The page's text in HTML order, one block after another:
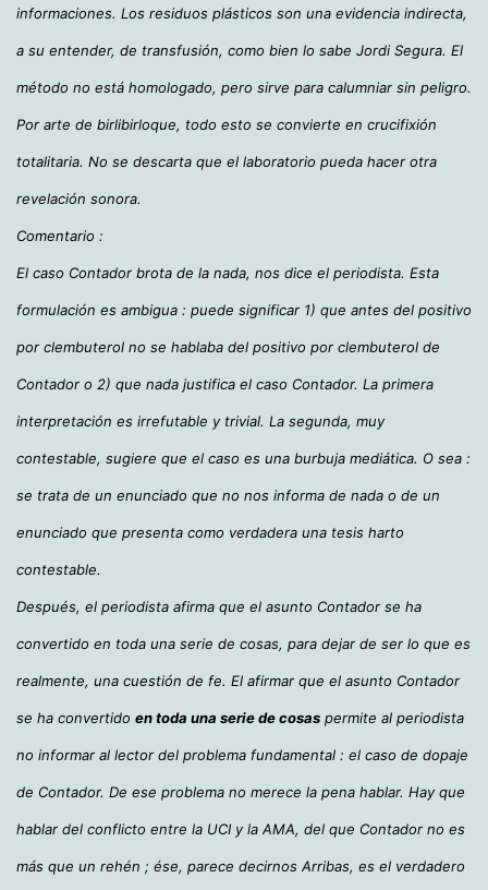
informaciones. Los residuos plásticos son una evidencia indirecta,
a su entender, de transfusión, como bien lo sabe Jordi Segura. El
método no está homologado, pero sirve para calumniar sin peligro.
Por arte de birlibirloque, todo esto se convierte en crucifixión
totalitaria. No se descarta que el laboratorio pueda hacer otra
revelación sonora.
Comentario :
El caso Contador brota de la nada, nos dice el periodista. Esta
formulación es ambigua : puede significar 1) que antes del positivo
por clembuterol no se hablaba del positivo por clembuterol de
Contador o 2) que nada justifica el caso Contador. La primera
interpretación es irrefutable y trivial. La segunda, muy
contestable, sugiere que el caso es una burbuja mediática. O sea :
se trata de un enunciado que no nos informa de nada o de un
enunciado que presenta como verdadera una tesis harto
contestable.
Después, el periodista afirma que el asunto Contador se ha
convertido en toda una serie de cosas, para dejar de ser lo que es
realmente, una cuestión de fe. El afirmar que el asunto Contador
se ha convertido en toda una serie de cosas permite al periodista
no informar al lector del problema fundamental : el caso de dopaje
de Contador. De ese problema no merece la pena hablar. Hay que
hablar del conflicto entre la UCI y la AMA, del que Contador no es
más que un rehén ; ése, parece decirnos Arribas, es el verdadero